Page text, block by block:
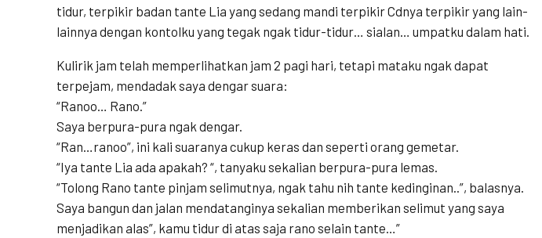
tidur, terpikir badan tante Lia yang sedang mandi terpikir Cdnya terpikir yang lain-
lainnya dengan kontolku yang tegak ngak tidur-tidur… sialan… umpatku dalam hati.
Kulirik jam telah memperlihatkan jam 2 pagi hari, tetapi mataku ngak dapat
terpejam, mendadak saya dengar suara:
“Ranoo… Rano.”
Saya berpura-pura ngak dengar.
“Ran…ranoo”, ini kali suaranya cukup keras dan seperti orang gemetar.
“Iya tante Lia ada apakah? “, tanyaku sekalian berpura-pura lemas.
“Tolong Rano tante pinjam selimutnya, ngak tahu nih tante kedinginan..”, balasnya.
Saya bangun dan jalan mendatanginya sekalian memberikan selimut yang saya
menjadikan alas”, kamu tidur di atas saja rano selain tante…”